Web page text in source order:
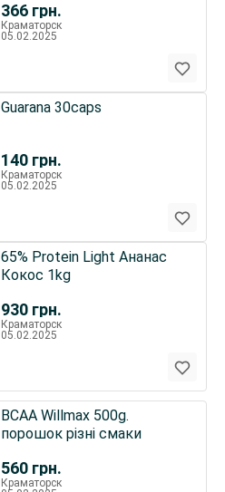
366 грн.
Краматорск
05.02.2025
140 грн.
Guarana 30caps
Краматорск
05.02.2025
930 грн.
65% Protein Light Ананас
Кокос 1kg
Краматорск
05.02.2025
560 грн.
BCAA Willmax 500g.
порошок різні смаки
Краматорск